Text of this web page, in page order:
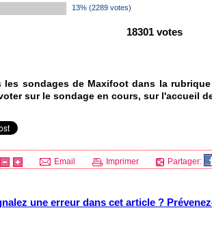
13% (2289 votes)
18301 votes
les sondages de Maxifoot dans la
sur le sondage en cours, sur l'accueil
Email Imprimer Partager:
une erreur dans cet article ?